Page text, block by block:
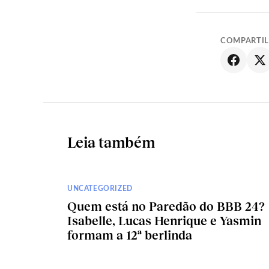
Leia também
UNCATEGORIZED
Quem está no Paredão do BBB 24?
Isabelle, Lucas Henrique e Yasmin
formam a 12ª berlinda